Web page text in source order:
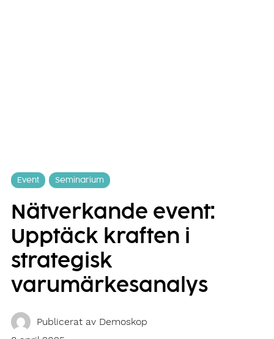
Event Seminarium
Nätverkande event:
Upptäck kraften i
strategisk
varumärkesanalys
Publicerat av Demoskop